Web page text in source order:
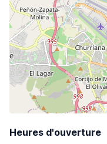
Heures d'ouverture